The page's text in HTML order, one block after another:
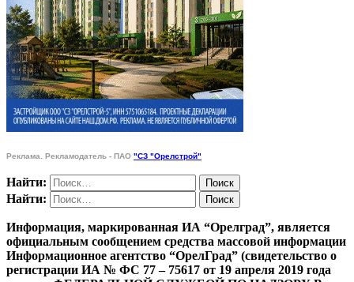
Реклама. Рекламодатель - ПАО "СЗ "Орелстрой"
Найти:
Найти:
Информация, маркированная ИА “Орелград”, является
официальным сообщением средства массовой информации
Информационное агентство “ОрелГрад” (свидетельство о
регистрации ИА № ФС 77 – 75617 от 19 апреля 2019 года